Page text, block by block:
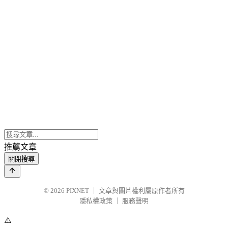
推薦文章
關閉搜尋
© 2026 PIXNET
文章與圖片權利屬原作者所有
隱私權政策
服務聲明
⚠️